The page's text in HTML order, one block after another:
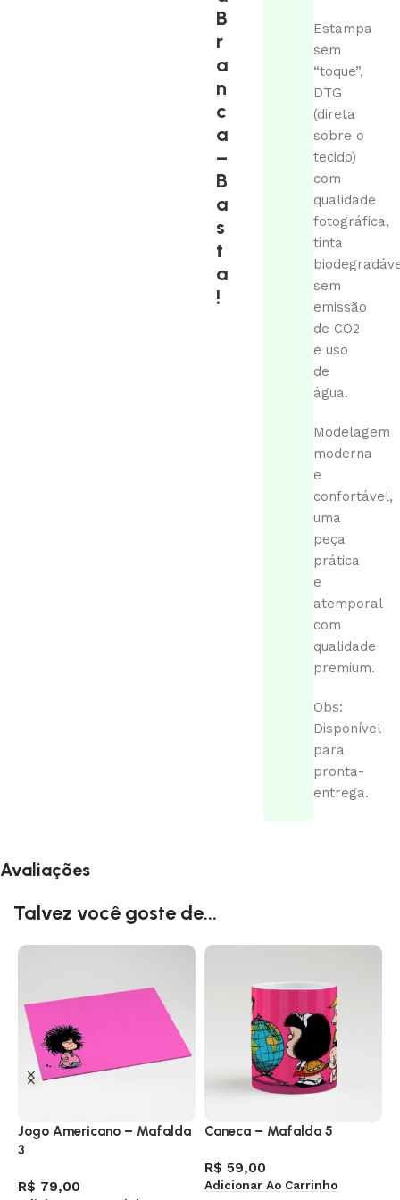
B
r
a
n
c
a
–
B
a
s
t
a
!
Estampa
sem
“toque”,
DTG
(direta
sobre o
tecido)
com
qualidade
fotográfica,
tinta
sem
emissão
de CO2
e uso
de
água.
Modelagem
moderna
e
confortável,
uma
peça
prática
e
atemporal
com
qualidade
premium.
Obs:
Disponível
para
pronta-
entrega.
Avaliações
Talvez você goste de...
Jogo Americano – Mafalda
3
R$ 79,00
Caneca – Mafalda 5
R$ 59,00
Adicionar Ao Carrinho